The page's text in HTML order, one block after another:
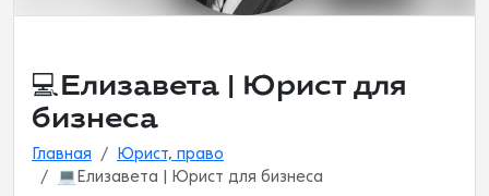
💻Елизавета | Юрист для
бизнеса
Главная
Юрист, право
💻Елизавета | Юрист для бизнеса